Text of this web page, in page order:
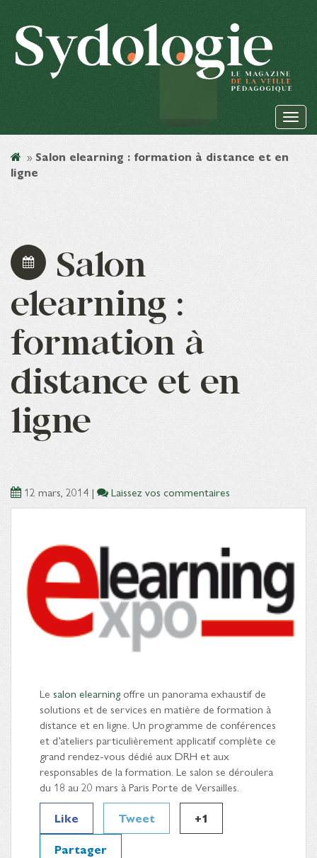
» Salon elearning : formation à distance et en
ligne
Salon
elearning :
formation à
distance et en
ligne
12 mars, 2014 | Laissez vos commentaires
Le salon elearning offre un panorama exhaustif de
solutions et de services en matière de formation à
distance et en ligne. Un programme de conférences
et d’ateliers particulièrement applicatif complète ce
grand rendez-vous dédié aux DRH et aux
responsables de la formation. Le salon se déroulera
du 18 au 20 mars à Paris Porte de Versailles.
Like
Tweet
+1
Partager